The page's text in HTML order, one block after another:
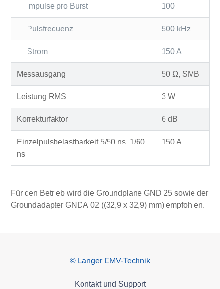
Impulse pro Burst 100
Pulsfrequenz 500 kHz
Strom 150 A
Messausgang 50 Ω, SMB
Leistung RMS 3 W
Korrekturfaktor 6 dB
Einzelpulsbelastbarkeit 5/50 ns, 1/60
ns
150 A
Für den Betrieb wird die Groundplane GND 25 sowie der
Groundadapter GNDA 02 ((32,9 x 32,9) mm) empfohlen.
© Langer EMV-Technik
Kontakt und Support